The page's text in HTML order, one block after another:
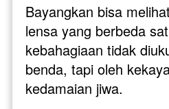
Bayangkan bisa
lensa yang berbeda
kebahagiaan tidak
benda, tapi oleh
kedamaian jiwa.